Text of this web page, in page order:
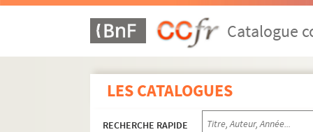
Catalogue
LES CATALOGUES
RECHERCHE RAPIDE